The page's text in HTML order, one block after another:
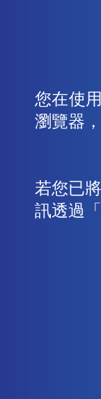
您在使
瀏覽器
若您已
訊透過「